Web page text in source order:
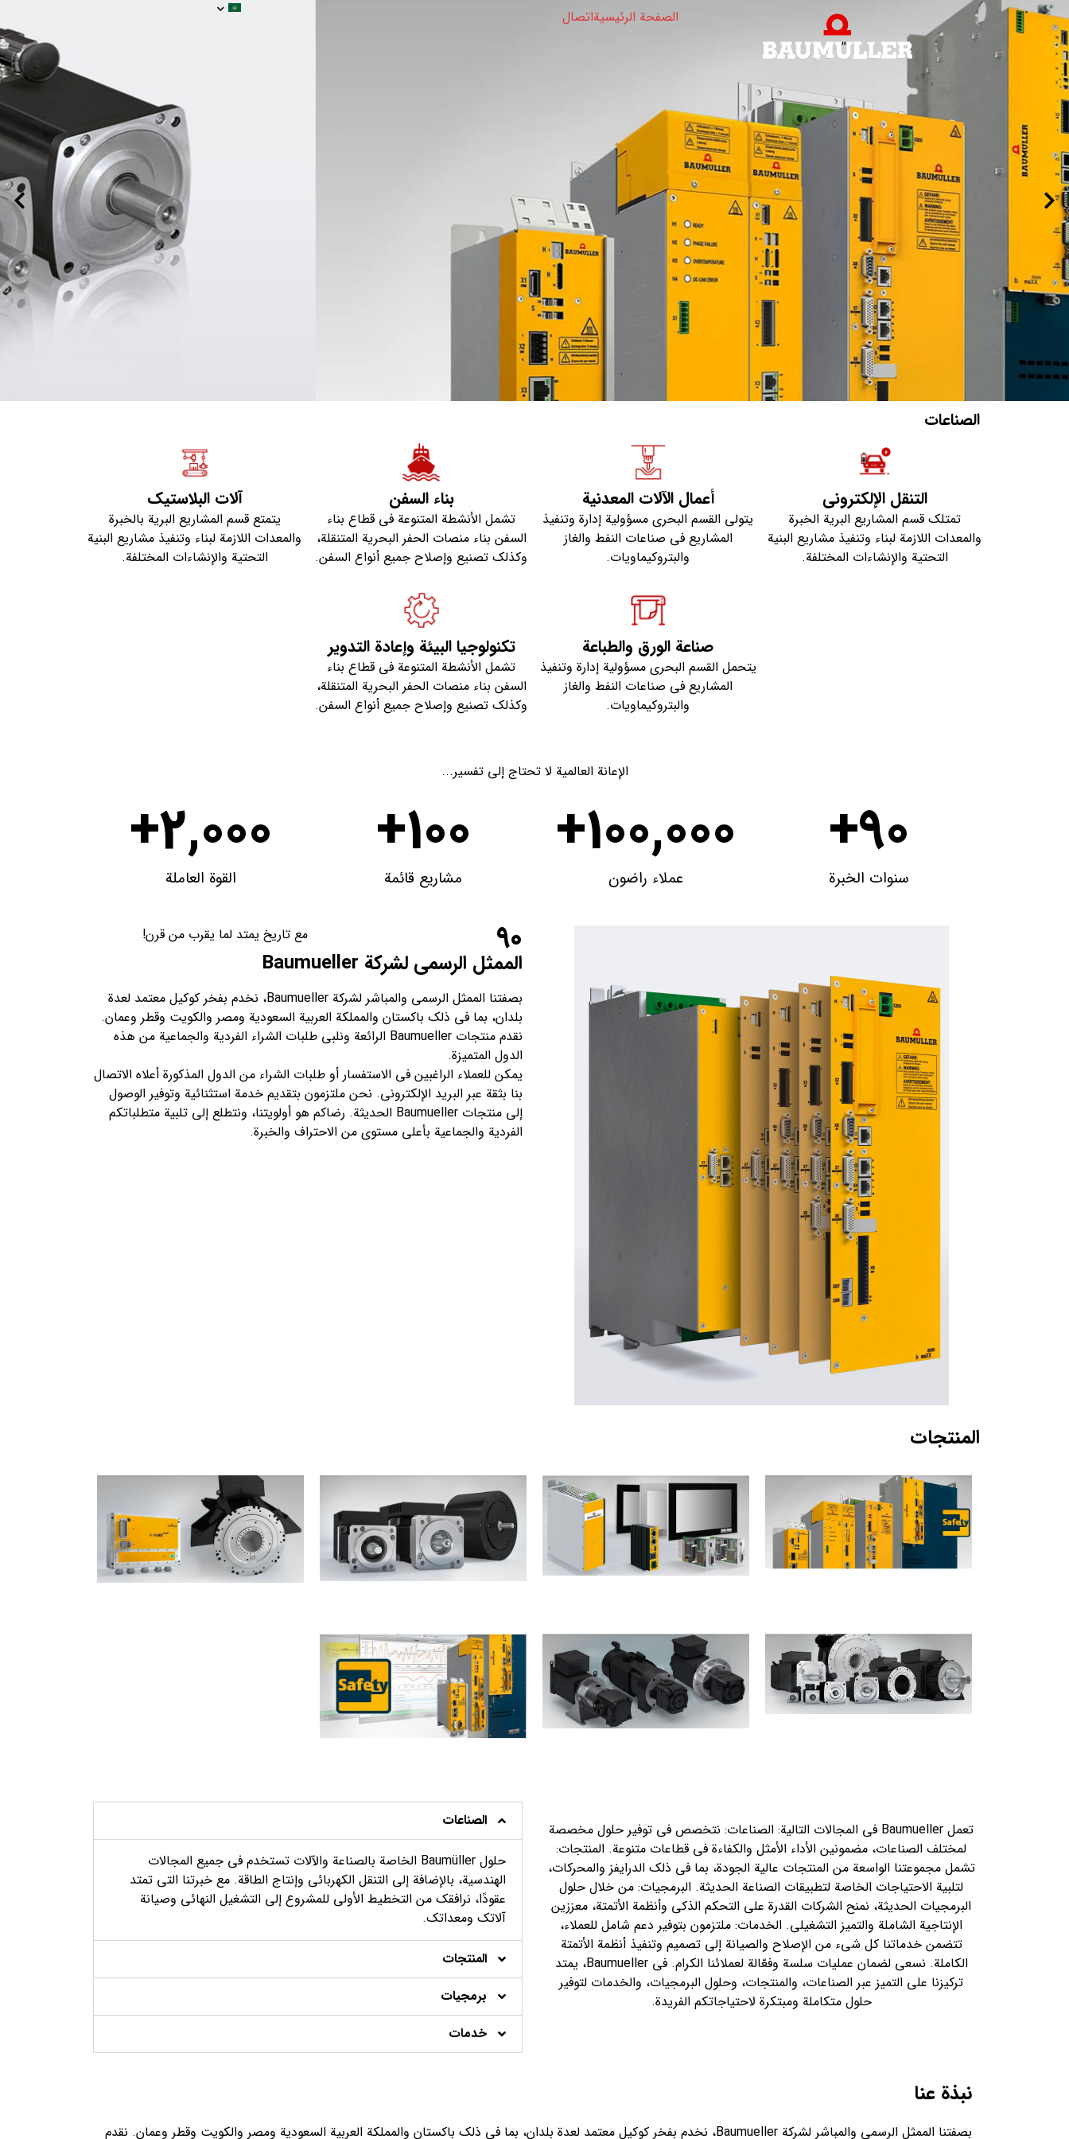
الصفحة الرئيسيةاتصال
الصناعات
التنقل الإلكتروني
تمتلك قسم المشاريع البرية الخبرة
والمعدات اللازمة لبناء وتنفيذ مشاريع البنية
التحتية والإنشاءات المختلفة.
أعمال الآلات المعدنية
يتولى القسم البحري مسؤولية إدارة وتنفيذ
المشاريع في صناعات النفط والغاز
والبتروكيماويات.
بناء السفن
تشمل الأنشطة المتنوعة في قطاع بناء
السفن بناء منصات الحفر البحرية المتنقلة،
وكذلك تصنيع وإصلاح جميع أنواع السفن.
آلات البلاستيك
يتمتع قسم المشاريع البرية بالخبرة
والمعدات اللازمة لبناء وتنفيذ مشاريع البنية
التحتية والإنشاءات المختلفة.
صناعة الورق والطباعة
يتحمل القسم البحري مسؤولية إدارة وتنفيذ
المشاريع في صناعات النفط والغاز
والبتروكيماويات.
تكنولوجيا البيئة وإعادة التدوير
تشمل الأنشطة المتنوعة في قطاع بناء
السفن بناء منصات الحفر البحرية المتنقلة،
وكذلك تصنيع وإصلاح جميع أنواع السفن.
الإعانة العالمية لا تحتاج إلى تفسير...
سنوات الخبرة
90
+
عملاء راضون
100,000
+
مشاريع قائمة
100
+
القوة العاملة
2,000
+
90 مع تاريخ يمتد لما يقرب من قرن!
الممثل الرسمي لشركة Baumueller
بصفتنا الممثل الرسمي والمباشر لشركة Baumueller، نخدم بفخر كوكيل معتمد لعدة
بلدان، بما في ذلك باكستان والمملكة العربية السعودية ومصر والكويت وقطر وعمان.
نقدم منتجات Baumueller الرائعة ونلبي طلبات الشراء الفردية والجماعية من هذه
الدول المتميزة.
يمكن للعملاء الراغبين في الاستفسار أو طلبات الشراء من الدول المذكورة أعلاه الاتصال
بنا بثقة عبر البريد الإلكتروني. نحن ملتزمون بتقديم خدمة استثنائية وتوفير الوصول
إلى منتجات Baumueller الحديثة. رضاكم هو أولويتنا، ونتطلع إلى تلبية متطلباتكم
الفردية والجماعية بأعلى مستوى من الاحتراف والخبرة.
المنتجات
تعمل Baumueller في المجالات التالية: الصناعات: نتخصص في توفير حلول مخصصة
لمختلف الصناعات، مضمونين الأداء الأمثل والكفاءة في قطاعات متنوعة. المنتجات:
تشمل مجموعتنا الواسعة من المنتجات عالية الجودة، بما في ذلك الدرايفز والمحركات،
لتلبية الاحتياجات الخاصة لتطبيقات الصناعة الحديثة. البرمجيات: من خلال حلول
البرمجيات الحديثة، نمنح الشركات القدرة على التحكم الذكي وأنظمة الأتمتة، معززين
الإنتاجية الشاملة والتميز التشغيلي. الخدمات: ملتزمون بتوفير دعم شامل للعملاء،
تتضمن خدماتنا كل شيء من الإصلاح والصيانة إلى تصميم وتنفيذ أنظمة الأتمتة
الكاملة. نسعى لضمان عمليات سلسة وفعّالة لعملائنا الكرام. في Baumueller، يمتد
تركيزنا على التميز عبر الصناعات، والمنتجات، وحلول البرمجيات، والخدمات لتوفير
حلول متكاملة ومبتكرة لاحتياجاتكم الفريدة.
الصناعات
حلول Baumüller الخاصة بالصناعة والآلات تستخدم في جميع المجالات
الهندسية، بالإضافة إلى التنقل الكهربائي وإنتاج الطاقة. مع خبرتنا التي تمتد
عقودًا، نرافقك من التخطيط الأولي للمشروع إلى التشغيل النهائي وصيانة
آلاتك ومعداتك.
المنتجات
برمجيات
خدمات
نبذة عنا
بصفتنا الممثل الرسمي والمباشر لشركة Baumueller، نخدم بفخر كوكيل معتمد لعدة بلدان، بما في ذلك باكستان والمملكة العربية السعودية ومصر والكويت وقطر وعمان. نقدم